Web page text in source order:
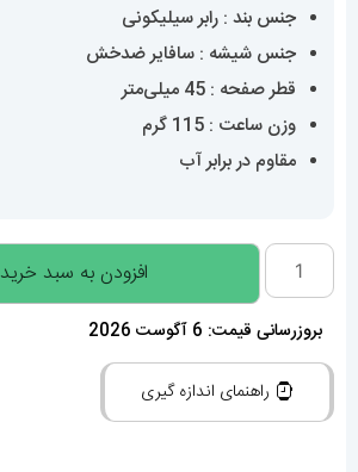
جنس بند : رابر سیلیکونی
جنس شیشه : سافایر ضدخش
قطر صفحه : 45 میلی‌متر
وزن ساعت : 115 گرم
مقاوم در برابر آب
ساعت
کاسیو
جیشاک
بند
افزودن به سبد خرید
بروزرسانی قیمت: 6 آگوست 2026
راهنمای اندازه گیری